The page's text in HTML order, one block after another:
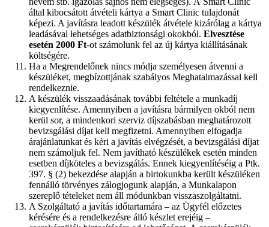
által kibocsátott átvételi kártya a Smart Clinic tulajdonát
képezi. A javításra leadott készülék átvétele kizárólag a kártya
leadásával lehetséges adatbiztonsági okokból. Elvesztése
esetén 2000 Ft-ot számolunk fel az új kártya kiállításának
költségére.
Ha a Megrendelőnek nincs módja személyesen átvenni a
készüléket, megbízottjának szabályos Meghatalmazással kell
rendelkeznie.
A készülék visszaadásának további feltétele a munkadíj
kiegyenlítése. Amennyiben a javításra bármilyen okból nem
kerül sor, a mindenkori szerviz díjszabásban meghatározott
bevizsgálási díjat kell megfizetni. Amennyiben elfogadja
árajánlatunkat és kéri a javítás elvégzését, a bevizsgálási díjat
nem számoljuk fel. Nem javítható készülékek esetén minden
esetben díjköteles a bevizsgálás. Ennek kiegyenlítéséig a Ptk.
397. § (2) bekezdése alapján a birtokunkba került készüléken
fennálló törvényes zálogjogunk alapján, a Munkalapon
szereplő tételeket nem áll módunkban visszaszolgáltatni.
A Szolgáltató a javítás időtartamára – az Ügyfél előzetes
kérésére és a rendelkezésre álló készlet erejéig –